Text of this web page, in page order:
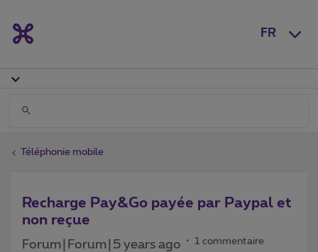
FR
Téléphonie mobile
Recharge Pay&Go payée par Paypal et
non reçue
Forum|Forum|5 years ago 1 commentaire